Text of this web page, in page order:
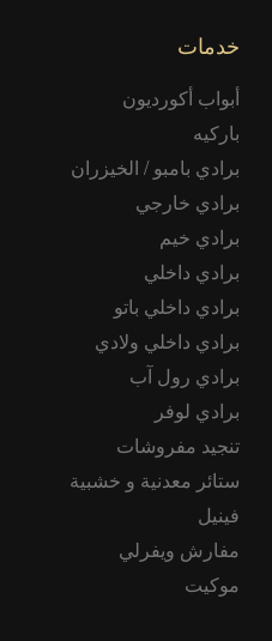
خدمات
أبواب أكورديون
باركيه
برادي بامبو / الخيزران
برادي خارجي
برادي خيم
برادي داخلي
برادي داخلي باتو
برادي داخلي ولادي
برادي رول آب
برادي لوفر
تنجيد مفروشات
ستائر معدنية و خشبية
فينيل
مفارش ويفرلي
موكيت